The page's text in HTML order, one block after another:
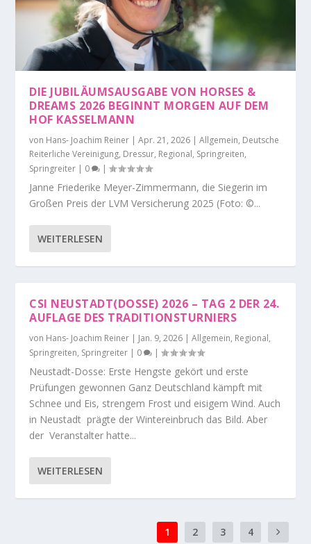
DIE JUBILÄUMSAUSGABE VON HORSES &
DREAMS 2026 BEGINNT MORGEN AUF DEM
HOF KASSELMANN
von Hans- Joachim Reiner |Apr. 21, 2026 |Allgemein, Deutsche
Reiterliche Vereinigung, Dressur, Regional, Springreiten,
Springreiter | 0 |
Janne Friederike Meyer-Zimmermann, die Siegerin im
Großen Preis der LVM Versicherung 2025 (Foto: ©...
WEITERLESEN
CSI NEUSTADT(DOSSE) 2026 – TAG 2 DER 24.
AUFLAGE DES TRADITIONSTURNIERS
von Hans- Joachim Reiner | Jan. 9, 2026 |Allgemein, Regional,
Springreiten, Springreiter | 0 |
Neustadt-Dosse: Erste Hengste gekört und erste
Prüfungen gewonnen Ganz Deutschland kämpft mit
Schnee und Eis, strengem Frost und eisigem Wind. Auch
in Neustadt prägte der Wintereinbruch das Bild. Aber
der Veranstalter hatte...
WEITERLESEN
1 2 3 4